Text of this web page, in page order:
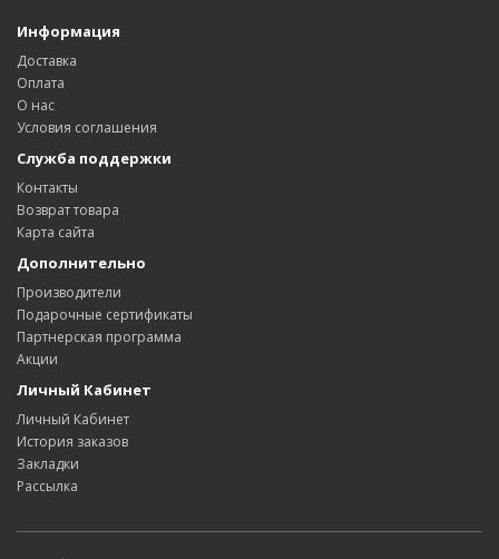
Информация
Доставка
Оплата
О нас
Условия соглашения
Служба поддержки
Контакты
Возврат товара
Карта сайта
Дополнительно
Производители
Подарочные сертификаты
Партнерская программа
Акции
Личный Кабинет
Личный Кабинет
История заказов
Закладки
Рассылка